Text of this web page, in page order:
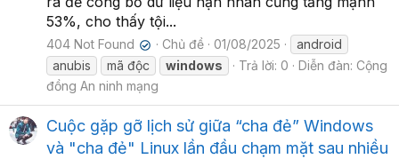
53%, cho thấy tội...
404 Not Found ✔ Chủ đề 01/08/2025
android
anubis
mã độc windows Trả lời: 0 Diễn đàn: Cộng
đồng An ninh mạng
Cuộc gặp gỡ lịch sử giữa “cha đẻ” Windows
và "cha đẻ" Linux lần đầu chạm mặt sau nhiều